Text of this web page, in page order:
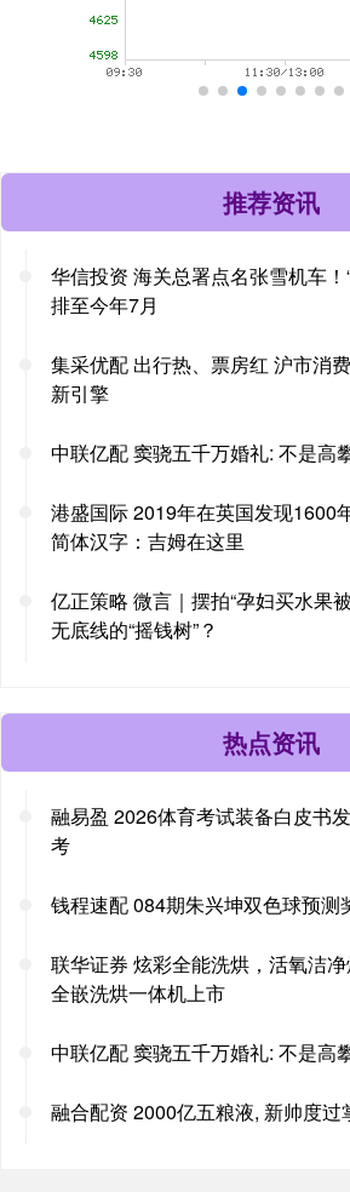
推荐资讯
华信投资 海关总署点名张雪机车！
排至今年7月
集采优配 出行热、票房红 沪市消
新引擎
中联亿配 窦骁五千万婚礼: 不是高
港盛国际 2019年在英国发现1600
简体汉字：吉姆在这里
亿正策略 微言｜摆拍“孕妇买水果
无底线的“摇钱树”？
热点资讯
融易盈 2026体育考试装备白皮书
考
钱程速配 084期朱兴坤双色球预测
联华证券 炫彩全能洗烘，活氧洁
全嵌洗烘一体机上市
中联亿配 窦骁五千万婚礼: 不是高
融合配资 2000亿五粮液, 新帅度过